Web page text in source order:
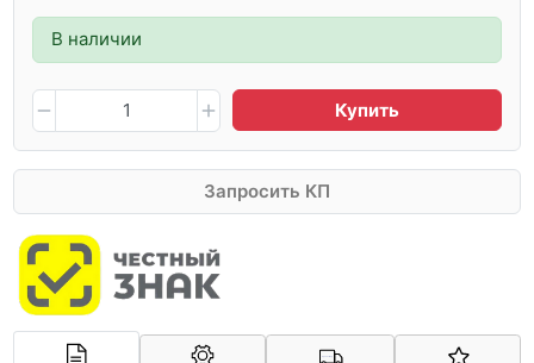
В наличии
Купить
Запросить КП
Арконт-Мед